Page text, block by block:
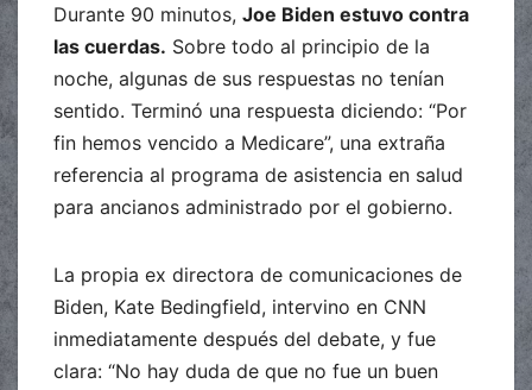
Durante 90 minutos, Joe Biden estuvo contra
las cuerdas. Sobre todo al principio de la
noche, algunas de sus respuestas no tenían
sentido. Terminó una respuesta diciendo: “Por
fin hemos vencido a Medicare”, una extraña
referencia al programa de asistencia en salud
para ancianos administrado por el gobierno.
La propia ex directora de comunicaciones de
Biden, Kate Bedingfield, intervino en CNN
inmediatamente después del debate, y fue
clara: “No hay duda de que no fue un buen